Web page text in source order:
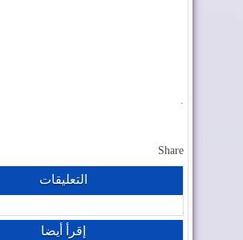
.
Share
التعليقات
إقرأ أيضا